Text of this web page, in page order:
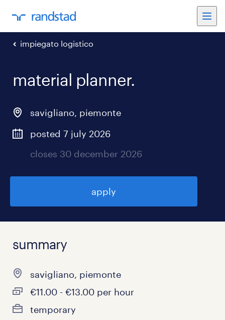
impiegato logistico
material planner.
savigliano, piemonte
posted 7 july 2026
closes 30 december 2026
apply
summary
savigliano, piemonte
€11.00 - €13.00 per hour
temporary